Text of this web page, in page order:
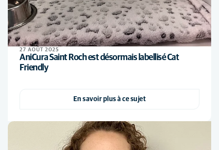
27 AOÛT 2025
AniCura Saint Roch est désormais labellisé Cat
Friendly
En savoir plus à ce sujet